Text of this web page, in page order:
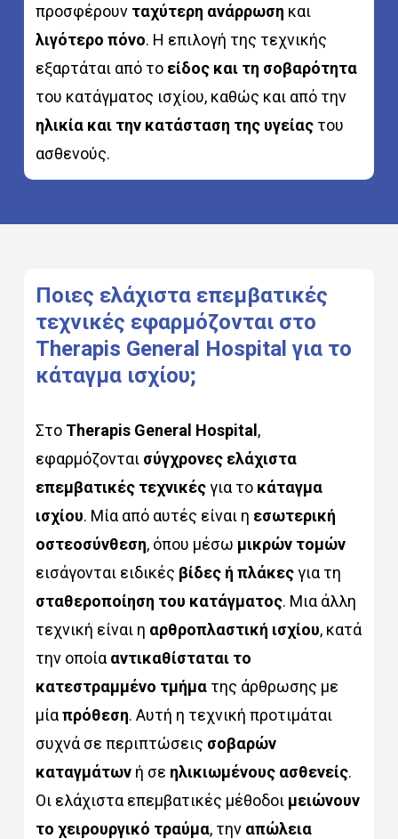
προσφέρουν ταχύτερη ανάρρωση και
λιγότερο πόνο. Η επιλογή της τεχνικής
εξαρτάται από το είδος και τη σοβαρότητα
του κατάγματος ισχίου, καθώς και από την
ηλικία και την κατάσταση της υγείας του
ασθενούς.
Ποιες ελάχιστα επεμβατικές
τεχνικές εφαρμόζονται στο
Therapis General Hospital για το
κάταγμα ισχίου;
Στο Therapis General Hospital,
εφαρμόζονται σύγχρονες ελάχιστα
επεμβατικές τεχνικέςγια το κάταγμα
ισχίου. Μία από αυτές είναι η εσωτερική
οστεοσύνθεση, όπου μέσω μικρών τομών
εισάγονται ειδικές βίδες ή πλάκεςγια τη
σταθεροποίηση του κατάγματος. Μια άλλη
τεχνική είναι η αρθροπλαστική ισχίου, κατά
την οποία αντικαθίσταται το
κατεστραμμένο τμήμα της άρθρωσης με
μίαπρόθεση. Αυτή η τεχνική προτιμάται
συχνά σε περιπτώσεις σοβαρών
καταγμάτων ή σε ηλικιωμένους ασθενείς.
Οι ελάχιστα επεμβατικές μέθοδοι μειώνουν
το χειρουργικό τραύμα, την απώλεια